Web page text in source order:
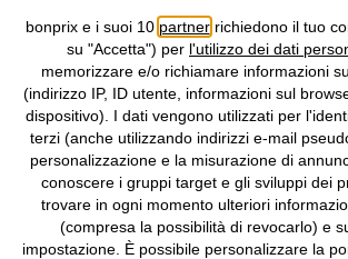
Informativa privacy e cookie Gestione
Informazioni legali Diritto di
© 2026 bonprix.
Tutti i diritti
bonprix S.r.l. con socio unico, sede legale:
Valdengo (BI) C.F. 01510910027 - P.I.
Biella n. 01510910027, R.E.A. BI -
IT09060P00000858, N. Reg. AEE:
bonprix e i suoi 10 partnerrichiedono il tuo
su "Accetta") per l'utilizzo dei dati
memorizzare e/o richiamare informazioni
(indirizzo IP, ID utente, informazioni sul
dispositivo). I dati vengono utilizzati per
terzi (anche utilizzando indirizzi e-mail
personalizzazione e la misurazione di
conoscere i gruppi target e gli sviluppi dei
trovare in ogni momento ulteriori
(compresa la possibilità di revocarlo) e
impostazione. È possibile personalizzare la